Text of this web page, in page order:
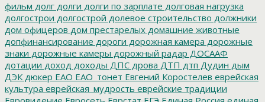
фильм долг долги долги по зарплате долговая нагрузка
долгострои долгострой долевое строительство должники
дом офицеров дом престарелых домашние животные
допфинансирование дороги дорожная камера дорожные
знаки дорожные камеры дорожный радар ДОСААФ
дотации доход доходы ДПС дрова ДТП дтп Дудин дым
ДЭК дюкер ЕАО ЕАО_тонет Евгений Коростелев еврейская
культура еврейская_мудрость еврейские традиции